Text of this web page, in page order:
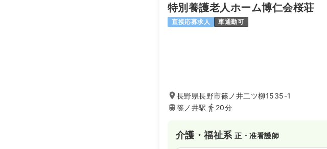
特別養護老人ホーム博仁会桜荘
直接応募求人 車通勤可
長野県長野市篠ノ井二ツ柳1535-1
篠ノ井駅
20分
介護・福祉系正・准看護師